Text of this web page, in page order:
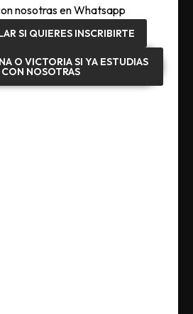
nosotras en Whatsapp
SI QUIERES INSCRIBIRTE
O VICTORIA SI YA ESTUDIAS
CON NOSOTRAS